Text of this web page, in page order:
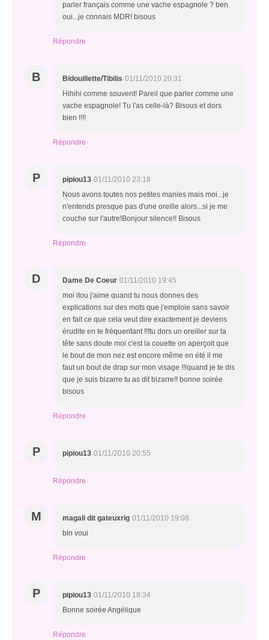
parler français comme une vache espagnole ? ben
oui...je connais MDR! bisous
Répondre
B Bidouillette/Tibilis 01/11/2010 20:31
Hihihi comme souvent! Pareil que parler comme une
vache espagnole! Tu l'as celle-là? Bisous et dors
bien !!!!
Répondre
P pipiou13 01/11/2010 23:18
Nous avons toutes nos petites manies mais moi...je
n'entends presque pas d'une oreille alors...si je me
couche sur l'autre!Bonjour silence!! Bisous
Répondre
D Dame De Coeur 01/11/2010 19:45
moi itou j'aime quand tu nous donnes des
explications sur des mots que j'emploie sans savoir
en fait ce que cela veut dire exactement je deviens
érudite en te fréquentant !!!tu dors un oreiller sur ta
tête sans doute moi c'est la couette on aperçoit que
le bout de mon nez est encore même en été il me
faut un bout de drap sur mon visage !!!quand je te dis
que je suis bizarre tu as dit bizarre!! bonne soirée
bisous
Répondre
P pipiou13 01/11/2010 20:55
Répondre
M magali dit gateuxrig 01/11/2010 19:08
bin voui
Répondre
P pipiou13 01/11/2010 18:34
Bonne soirée Angélique
Répondre